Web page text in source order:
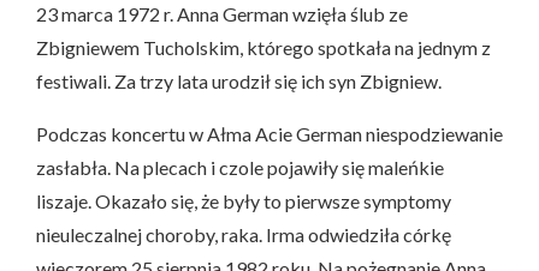
23 marca 1972 r. Anna German wzięła ślub ze
Zbigniewem Tucholskim, którego spotkała na jednym z
festiwali. Za trzy lata urodził się ich syn Zbigniew.
Podczas koncertu w Ałma Acie German niespodziewanie
zasłabła. Na plecach i czole pojawiły się maleńkie
liszaje. Okazało się, że były to pierwsze symptomy
nieuleczalnej choroby, raka. Irma odwiedziła córkę